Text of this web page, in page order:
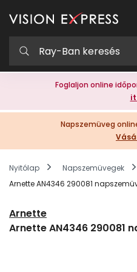
Foglaljon online
Napszemüveg
Nyitólap Napszemüvegek
Arnette AN4346 290081
Arnette
Arnette AN4346 290081